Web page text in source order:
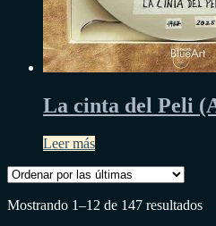
La cinta del Peli
Leer más
Mostrando 1–12 de 147 resultados